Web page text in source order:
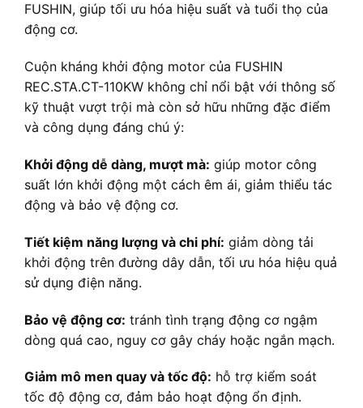
FUSHIN, giúp tối ưu hóa hiệu suất và tuổi thọ của
động cơ.
Cuộn kháng khởi động motor của FUSHIN
REC.STA.CT-110KW không chỉ nổi bật với thông số
kỹ thuật vượt trội mà còn sở hữu những đặc điểm
và công dụng đáng chú ý:
Khởi động dễ dàng, mượt mà: giúp motor công
suất lớn khởi động một cách êm ái, giảm thiểu tác
động và bảo vệ động cơ.
Tiết kiệm năng lượng và chi phí: giảm dòng tải
khởi động trên đường dây dẫn, tối ưu hóa hiệu quả
sử dụng điện năng.
Bảo vệ động cơ: tránh tình trạng động cơ ngậm
dòng quá cao, nguy cơ gây cháy hoặc ngắn mạch.
Giảm mô men quay và tốc độ: hỗ trợ kiểm soát
tốc độ động cơ, đảm bảo hoạt động ổn định.